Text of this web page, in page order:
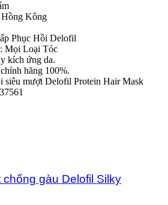
Hồng Kông
Phục Hồi Delofil
Mọi Loại Tóc
kích ứng da.
hãng 100%.
siêu mượt Delofil Protein Hair Mask
gàu Delofil Silky